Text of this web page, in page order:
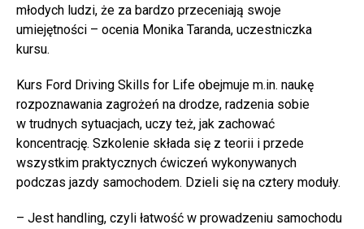
młodych ludzi, że za bardzo przeceniają swoje
umiejętności – ocenia Monika Taranda, uczestniczka
kursu.
Kurs Ford Driving Skills for Life obejmuje m.in. naukę
rozpoznawania zagrożeń na drodze, radzenia sobie
w trudnych sytuacjach, uczy też, jak zachować
koncentrację. Szkolenie składa się z teorii i przede
wszystkim praktycznych ćwiczeń wykonywanych
podczas jazdy samochodem. Dzieli się na cztery moduły.
– Jest handling, czyli łatwość w prowadzeniu samochodu